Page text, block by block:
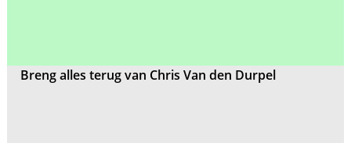
Breng alles terug van Chris Van den Durpel